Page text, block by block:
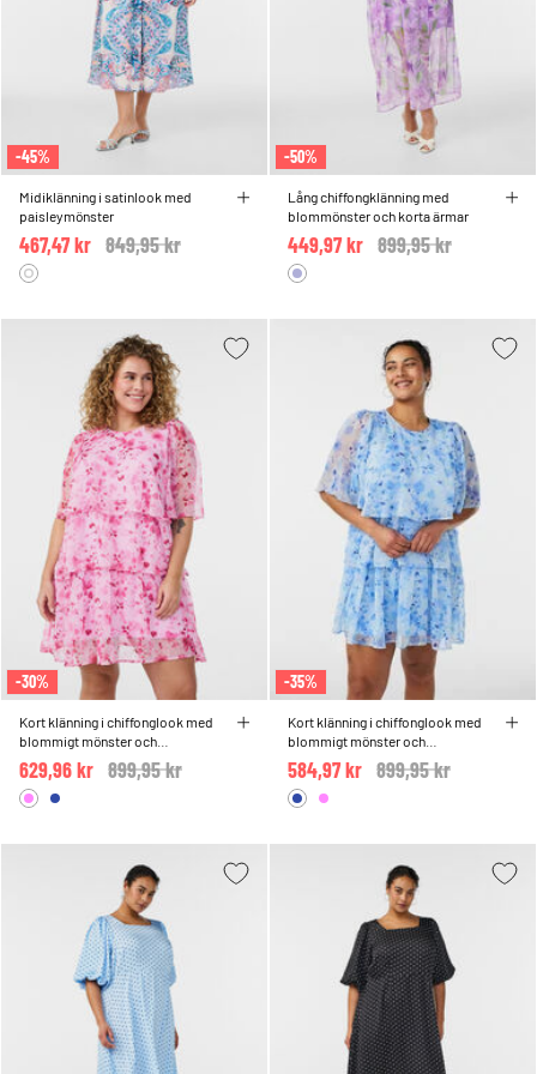
-45%
Midiklänning i satinlook med
paisleymönster
Price reduced from
849,95 kr
467,47 kr
-50%
Lång chiffongklänning med
blommönster och korta ärmar
Price reduced from
899,95 kr
449,97 kr
-30%
Kort klänning i chiffonglook med
blommigt mönster och
volanglager
Price reduced from
899,95 kr
629,96 kr
-35%
Kort klänning i chiffonglook med
blommigt mönster och
volanglager
Price reduced from
899,95 kr
584,97 kr